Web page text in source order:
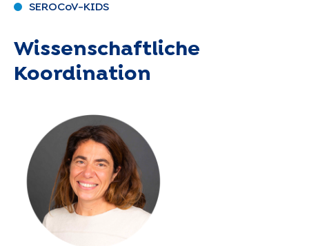
SEROCoV-KIDS
Wissenschaftliche
Koordination